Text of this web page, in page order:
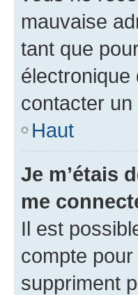
mauvaise
tant que
contacter un
Haut
Je m’étais
me
Il est
compte
suppriment